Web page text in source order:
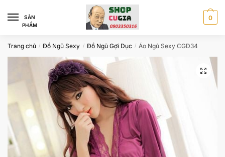
navigation
content
SÀN
PHẨM
0
Trang chủ / Đồ Ngũ Sexy / Đồ Ngũ Gợi Dục / Áo Ngủ Sexy CGD34